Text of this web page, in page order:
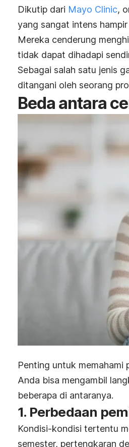
Dikutip dari Mayo Clinic,
yang sangat intens
Mereka cenderung
tidak dapat dihadapi
Sebagai salah satu jenis
ditangani oleh seorang
Beda antara
Penting untuk memahami
Anda bisa mengambil
beberapa di antaranya.
1. Perbedaan
Kondisi-kondisi tertentu
semester, pertengkaran